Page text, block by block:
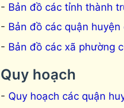
Bản đồ các tỉnh thành
Bản đồ các quận huyện
Bản đồ các xã phường
Quy hoạch
Quy hoạch các quận